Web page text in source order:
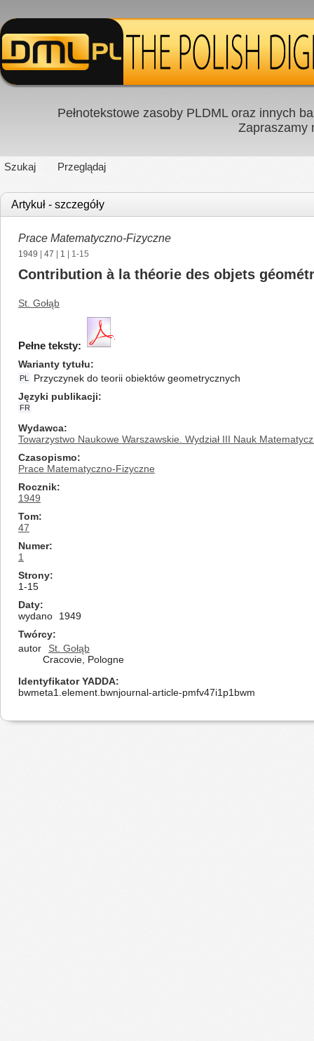
Pełnotekstowe zasoby PLDML oraz innych
Zapraszamy
Szukaj Przeglądaj
Artykuł - szczegóły
Prace Matematyczno-Fizyczne
1949 47 1 | 1-15
Contribution à la théorie des objets
St. Gołąb
Pełne teksty:
Warianty tytułu
PL
Przyczynek do teorii obiektów geometrycznych
Języki publikacji
FR
Wydawca
Towarzystwo Naukowe Warszawskie. Wydział III Nauk
Czasopismo
Prace Matematyczno-Fizyczne
Rocznik
1949
Tom
47
Numer
1
Strony
1-15
Daty
wydano
1949
Twórcy
autor
St. Gołąb
Cracovie, Pologne
Identyfikator YADDA
bwmeta1.element.bwnjournal-article-pmfv47i1p1bwm